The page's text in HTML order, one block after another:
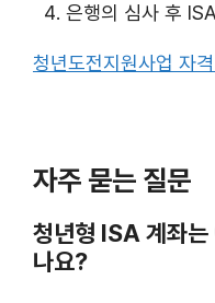
은행의 심사 후
청년도전지원사업 자
자주 묻는 질문
청년형 ISA 계좌는
나요?